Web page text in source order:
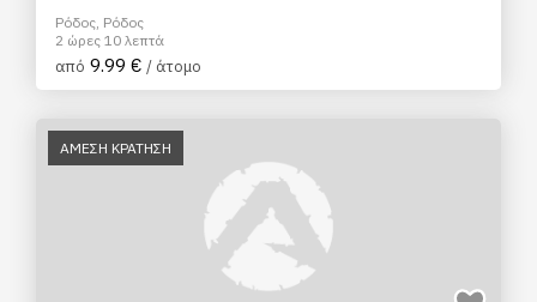
Ρόδος, Ρόδος
2 ώρες 10 λεπτά
από 9.99 € / άτομο
ΑΜΕΣΗ ΚΡΑΤΗΣΗ